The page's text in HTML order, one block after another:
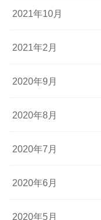
2021年10月
2021年2月
2020年9月
2020年8月
2020年7月
2020年6月
2020年5月